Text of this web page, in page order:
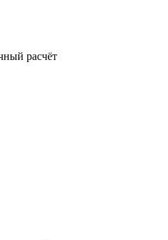
расчёт